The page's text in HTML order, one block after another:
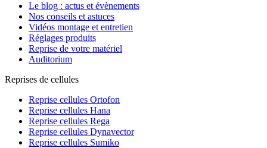
Le blog : actus et évènements
Nos conseils et astuces
Vidéos montage et entretien
Réglages produits
Reprise de votre matériel
Auditorium
Reprises de cellules
Reprise cellules Ortofon
Reprise cellules Hana
Reprise cellules Rega
Reprise cellules Dynavector
Reprise cellules Sumiko